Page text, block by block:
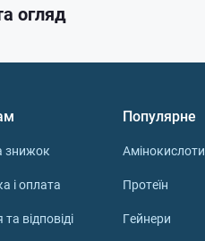
огляд
знижок
і оплата
відповіді
Популярне
Амінокислоти
Протеїн
Гейнери